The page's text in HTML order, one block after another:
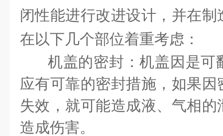
闭性能进行改进设计，并在
在以下几个部位着重考虑：
机盖的密封：机盖因是可
应有可靠的密封措施，如果
失效，就可能造成液、气相
造成伤害。